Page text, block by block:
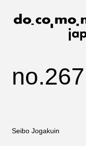
no.267
Seibo Jogakuin